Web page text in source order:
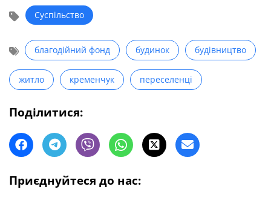
Суспільство
благодійний фонд будинок будівництво
житло кременчук переселенці
Поділитися:
Приєднуйтеся до нас: